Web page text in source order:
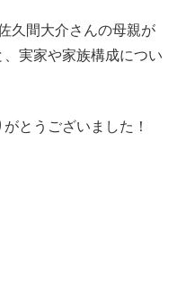
久間大介さんの母親が
実家や家族構成につい
とうございました！